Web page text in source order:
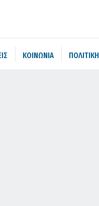
ΚΟΙΝΩΝΙΑ ΠΟΛΙΤΙΚΗ